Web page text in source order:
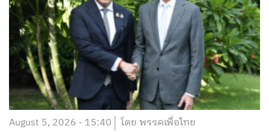
August 5, 2026 - 15:40 โดย พรรคเพื่อไทย